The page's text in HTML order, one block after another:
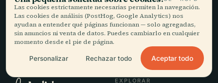
Unirme
EXPLORAR
Las cookies estrictamente necesarias permiten la navegación.
Las cookies de análisis (PostHog, Google Analytics) nos
ayudan a entender qué páginas funcionan — solo agregadas,
sin anuncios ni venta de datos. Puedes cambiarlo en cualquier
momento desde el pie de página.
Personalizar Rechazar todo Aceptar todo